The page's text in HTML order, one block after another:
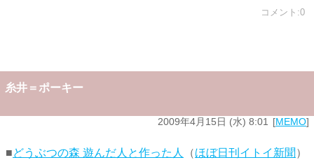
コメント:0
糸井＝ポーキー
2009年4月15日 (水) 8:01 MEMO
■どうぶつの森 遊んだ人と作った人 （ほぼ日刊イトイ新聞 ）